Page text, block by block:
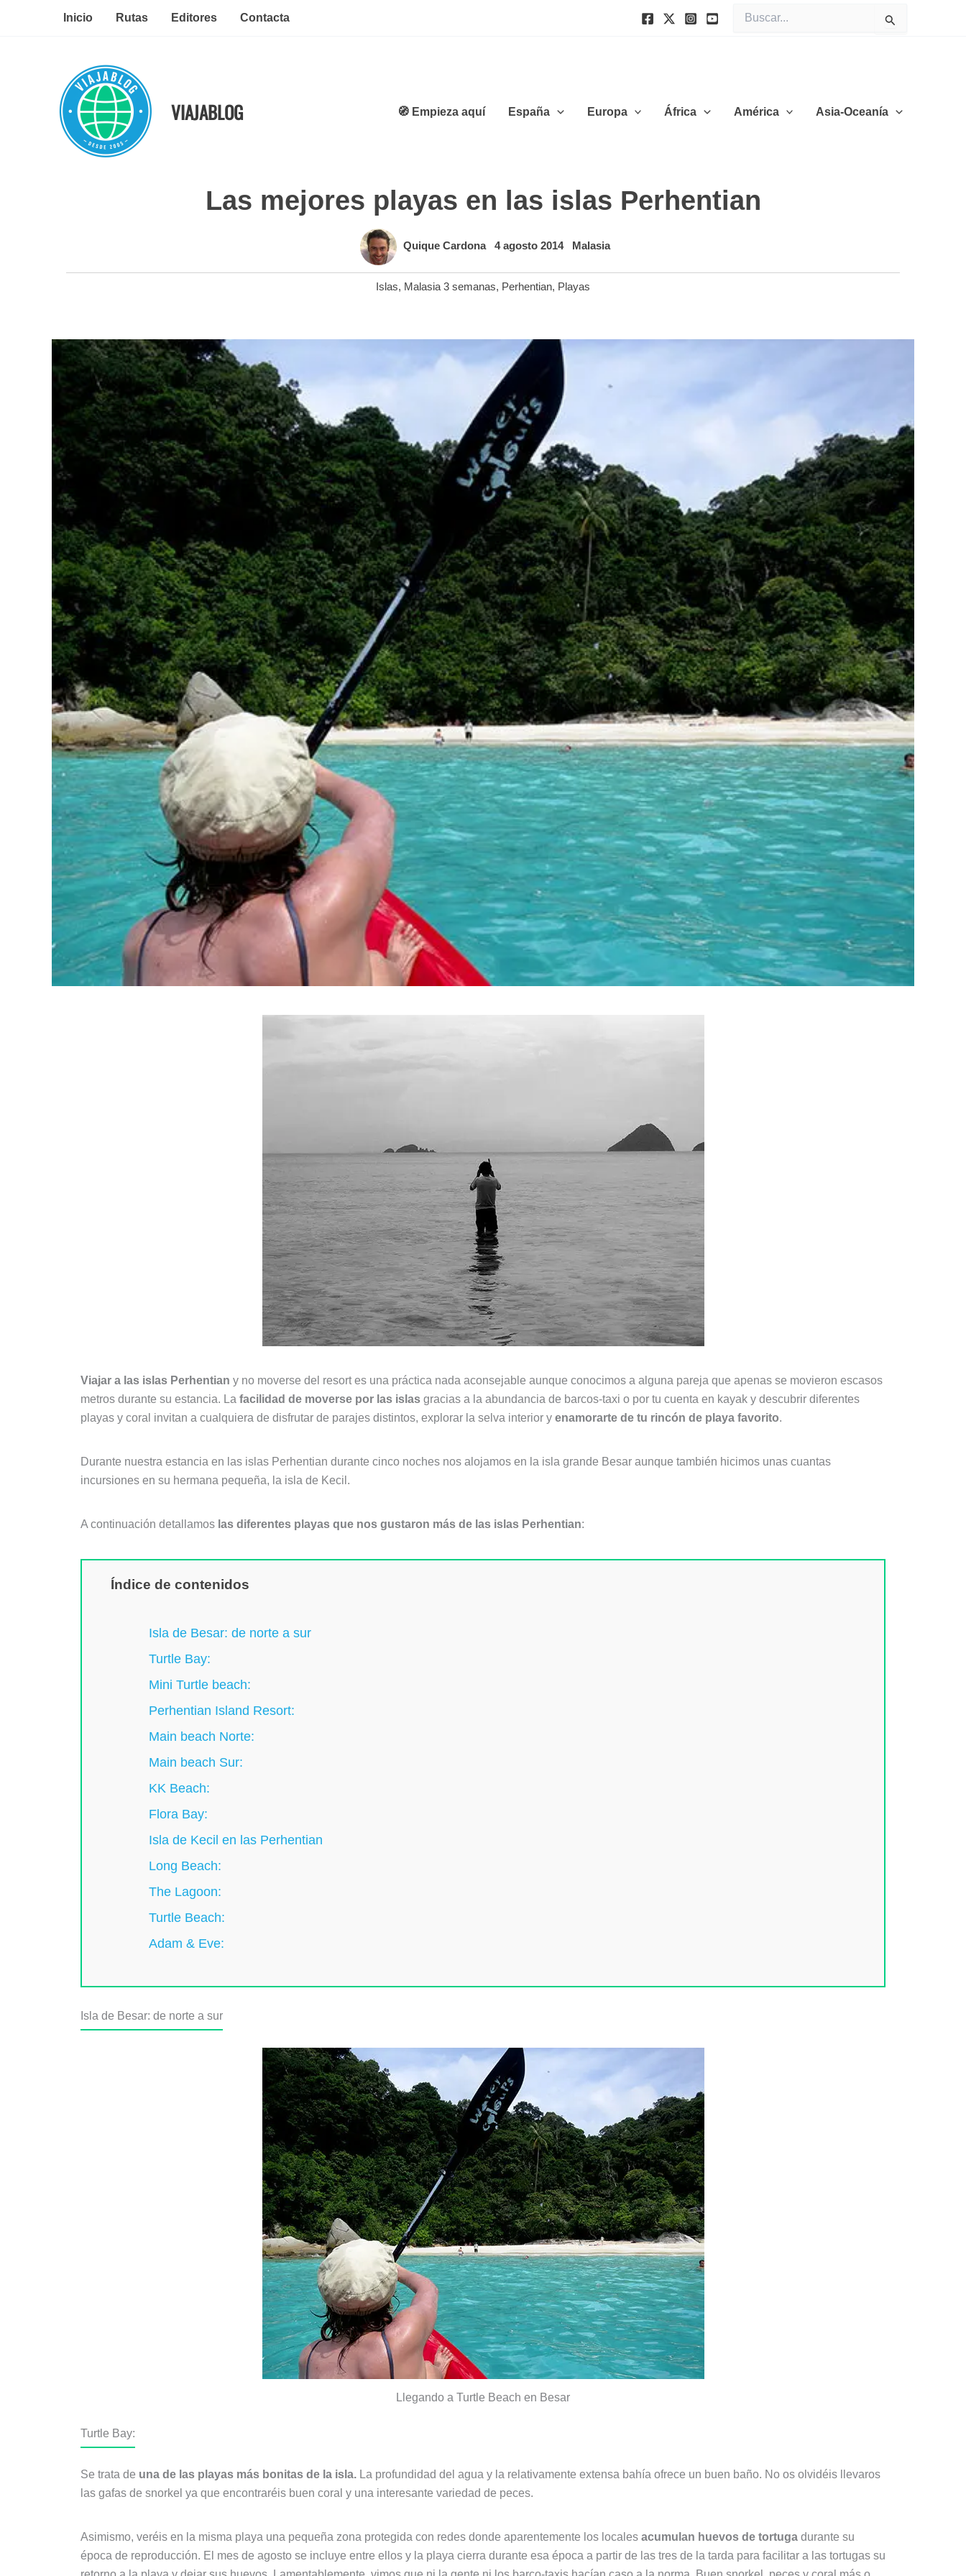
Inicio Rutas Editores Contacta
por:
VIAJABLOG 🧭 Empieza aquí España Europa África América Asia-Oceanía
Las mejores playas en las islas Perhentian
Quique Cardona 4 agosto 2014 Malasia
Islas, Malasia 3 semanas, Perhentian, Playas
Viajar a las islas Perhentian y no moverse del resort es una práctica nada aconsejable aunque conocimos a alguna pareja que apenas se movieron escasos
metros durante su estancia. La facilidad de moverse por las islas gracias a la abundancia de barcos-taxi o por tu cuenta en kayak y descubrir diferentes
playas y coral invitan a cualquiera de disfrutar de parajes distintos, explorar la selva interior y enamorarte de tu rincón de playa favorito.
Durante nuestra estancia en las islas Perhentian durante cinco noches nos alojamos en la isla grande Besar aunque también hicimos unas cuantas
incursiones en su hermana pequeña, la isla de Kecil.
A continuación detallamos las diferentes playas que nos gustaron más de las islas Perhentian:
Índice de contenidos
Isla de Besar: de norte a sur
Turtle Bay:
Mini Turtle beach:
Perhentian Island Resort:
Main beach Norte:
Main beach Sur:
KK Beach:
Flora Bay:
Isla de Kecil en las Perhentian
Long Beach:
The Lagoon:
Turtle Beach:
Adam & Eve:
Isla de Besar: de norte a sur
Llegando a Turtle Beach en Besar
Turtle Bay:
Se trata de una de las playas más bonitas de la isla. La profundidad del agua y la relativamente extensa bahía ofrece un buen baño. No os olvidéis llevaros
las gafas de snorkel ya que encontraréis buen coral y una interesante variedad de peces.
Asimismo, veréis en la misma playa una pequeña zona protegida con redes donde aparentemente los locales acumulan huevos de tortuga durante su
época de reproducción. El mes de agosto se incluye entre ellos y la playa cierra durante esa época a partir de las tres de la tarda para facilitar a las tortugas su